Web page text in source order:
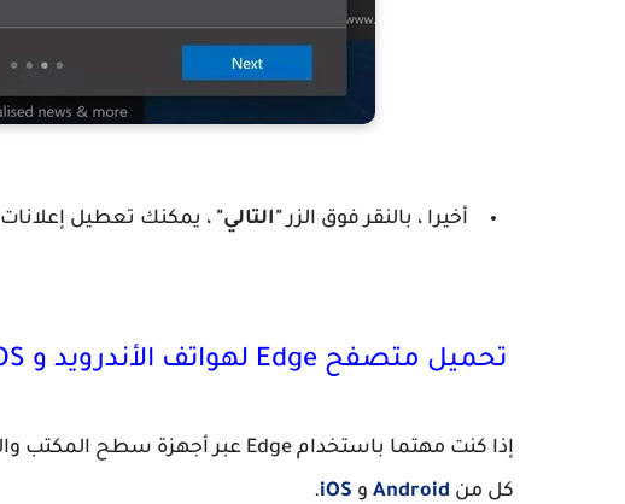
أخيرا ، بالنقر فوق الزر"التالي" ، يمكنك تعطيل إعلانات Microsoft المخصصة ، والبحث ، والأخبار ، إلخ.
تحميل متصفح Edge لهواتف الأندرويد و iOS
كل من
و iOS
.